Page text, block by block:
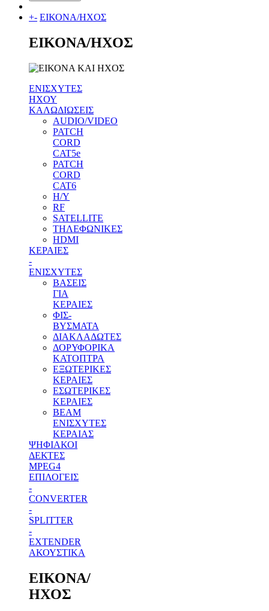
+- ΕΙΚΟΝΑ/ΗΧΟΣ
ΕΙΚΟΝΑ/ΗΧΟΣ
ΕΝΙΣΧΥΤΕΣ
ΗΧΟΥ
ΚΑΛΩΔΙΩΣΕΙΣ
AUDIO/VIDEO
PATCH
CORD
CAT5e
PATCH
CORD
CAT6
H/Y
RF
SATELLITE
ΤΗΛΕΦΩΝΙΚΕΣ
HDMI
ΚΕΡΑΙΕΣ
-
ENΙΣΧΥΤΕΣ
ΒΑΣΕΙΣ
ΓΙΑ
ΚΕΡΑΙΕΣ
ΦΙΣ-
ΒΥΣΜΑΤΑ
ΔΙΑΚΛΑΔΩΤΕΣ
ΔΟΡΥΦΟΡΙΚΑ
ΚΑΤΟΠΤΡΑ
ΕΞΩΤΕΡΙΚΕΣ
ΚΕΡΑΙΕΣ
ΕΣΩΤΕΡΙΚΕΣ
ΚΕΡΑΙΕΣ
BEAM
ΕΝΙΣΧΥΤΕΣ
ΚΕΡΑΙΑΣ
ΨΗΦΙΑΚΟΙ
ΔΕΚΤΕΣ
MPEG4
ΕΠΙΛΟΓΕΙΣ
-
CONVERTER
-
SPLITTER
-
EXTENDER
ΑΚΟΥΣΤΙΚΑ
ΕΙΚΟΝΑ/
ΗΧΟΣ